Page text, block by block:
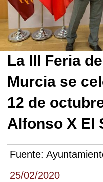
25/02/2020
La III Feria
Murcia se
12 de
Alfonso X El
Fuente: